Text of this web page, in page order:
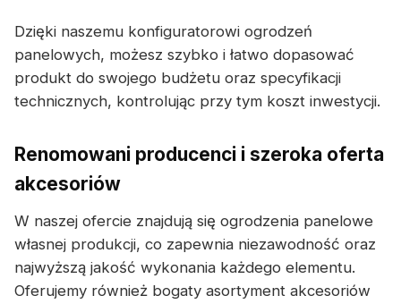
Dzięki naszemu konfiguratorowi ogrodzeń
panelowych, możesz szybko i łatwo dopasować
produkt do swojego budżetu oraz specyfikacji
technicznych, kontrolując przy tym koszt inwestycji.
Renomowani producenci i szeroka oferta
akcesoriów
W naszej ofercie znajdują się ogrodzenia panelowe
własnej produkcji, co zapewnia niezawodność oraz
najwyższą jakość wykonania każdego elementu.
Oferujemy również bogaty asortyment akcesoriów